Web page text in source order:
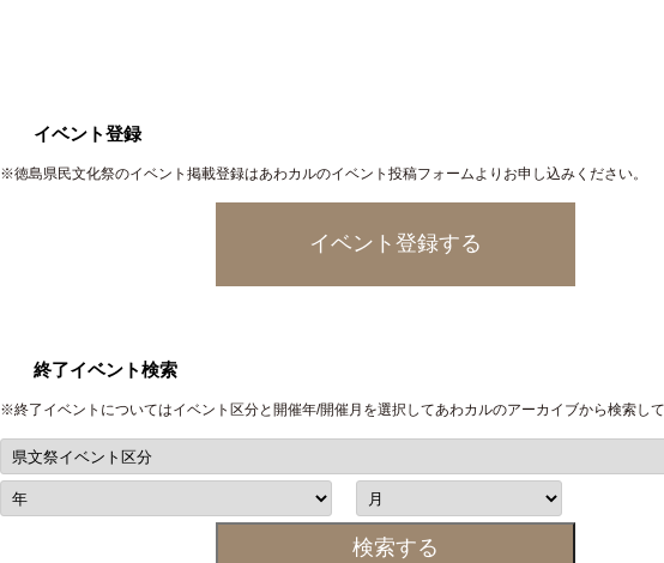
イベント登録
※徳島県民文化祭のイベント掲載登録はあわカルのイベント投稿フォームよりお申し込みください。
イベント登録する
終了イベント検索
※終了イベントについてはイベント区分と開催年/開催月を選択してあわカルのアーカイブから検索して